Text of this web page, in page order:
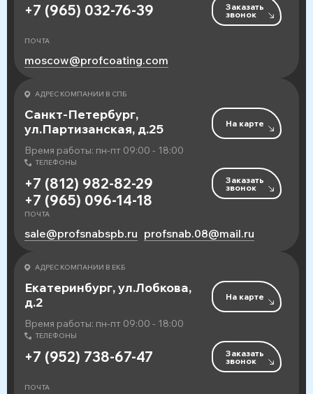
+7 (965) 032-76-39 Заказать
звонок
ПОЧТА
moscow@profcoating.com
АДРЕС КОМПАНИИ В СПБ
Санкт-Петербург,
ул.Партизанская, д.25
Время работы: пн-пт 09:00 - 18:00
На карте
ТЕЛЕФОНЫ
+7 (812) 982-82-29
+7 (965) 096-14-18
Заказать
звонок
ПОЧТА
sale@profsnabspb.ru profsnab.08@mail.ru
АДРЕС КОМПАНИИ В ЕКБ
Екатеринбург, ул.Лобкова,
д.2
Время работы: пн-пт 09:00 - 18:00
На карте
ТЕЛЕФОНЫ
+7 (952) 738-67-47 Заказать
звонок
ПОЧТА